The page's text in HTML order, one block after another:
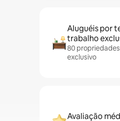
Aluguéis por
trabalho
80
exclusivo
Avaliação